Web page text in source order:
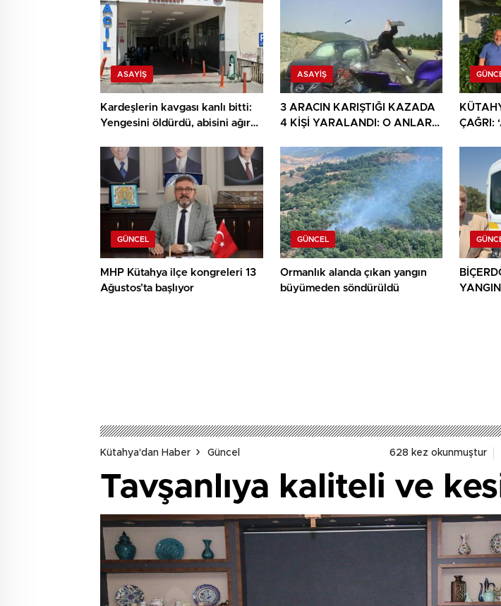
ASAYIŞ
Kardeşlerin kavgası kanlı bitti:
Yengesini öldürdü, abisini ağır
ASAYIŞ
3 ARACIN KARIŞTIĞI KAZADA
4 KİŞİ YARALANDI: O ANLAR
ÇAĞRI:
GÜNCEL
MHP Kütahya ilçe kongreleri 13
Ağustos’ta başlıyor
GÜNCEL
Ormanlık alanda çıkan yangın
büyümeden söndürüldü
Kütahya'dan Haber Güncel 628 kez okunmuştur
Tavşanlıya kaliteli ve